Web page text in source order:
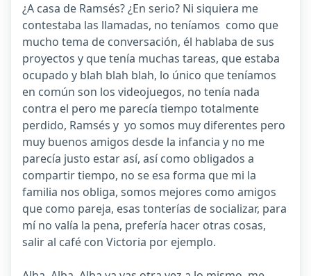
¿A casa de Ramsés? ¿En serio? Ni siquiera me
contestaba las llamadas, no teníamos como que
mucho tema de conversación, él hablaba de sus
proyectos y que tenía muchas tareas, que estaba
ocupado y blah blah blah, lo único que teníamos
en común son los videojuegos, no tenía nada
contra el pero me parecía tiempo totalmente
perdido, Ramsés y yo somos muy diferentes pero
muy buenos amigos desde la infancia y no me
parecía justo estar así, así como obligados a
compartir tiempo, no se esa forma que mi la
familia nos obliga, somos mejores como amigos
que como pareja, esas tonterías de socializar, para
mí no valía la pena, prefería hacer otras cosas,
salir al café con Victoria por ejemplo.